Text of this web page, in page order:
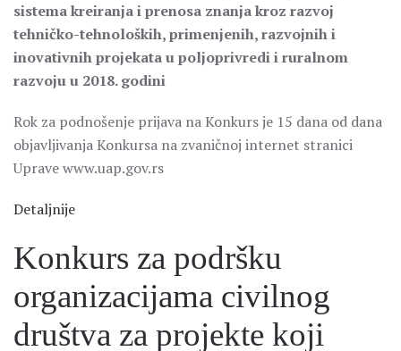
sistema kreiranja i prenosa znanja kroz razvoj
tehničko-tehnoloških, primenjenih, razvojnih i
inovativnih projekata u poljoprivredi i ruralnom
razvoju u 2018. godini
Rok za podnošenje prijava na Konkurs je 15 dana od dana
objavljivanja Konkursa na zvaničnoj internet stranici
Uprave www.uap.gov.rs
Detaljnije
Konkurs za podršku
organizacijama civilnog
društva za projekte koji